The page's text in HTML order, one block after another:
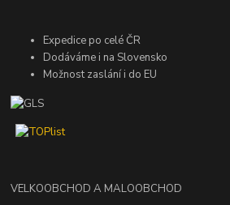
Expedice po celé ČR
Dodáváme i na Slovensko
Možnost zaslání i do EU
VELKOOBCHOD A MALOOBCHOD